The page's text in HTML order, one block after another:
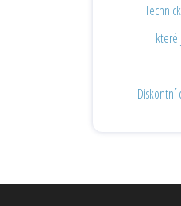
které
Diskontní